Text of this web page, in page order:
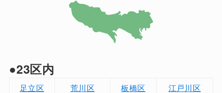
●23区内
足立区 荒川区 板橋区
江戸川区